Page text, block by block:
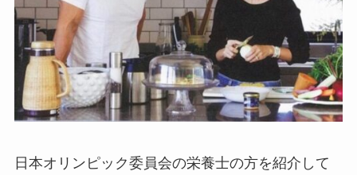
日本オリンピック委員会の栄養士の方を紹介して